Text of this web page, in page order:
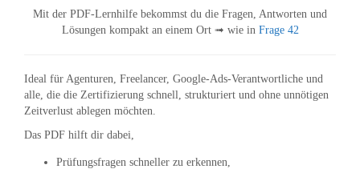
Mit der PDF-Lernhilfe bekommst du die Fragen, Antworten und
Lösungen kompakt an einem Ort ➟ wie in Frage 42
Ideal für Agenturen, Freelancer, Google-Ads-Verantwortliche und
alle, die die Zertifizierung schnell, strukturiert und ohne unnötigen
Zeitverlust ablegen möchten.
Das PDF hilft dir dabei,
Prüfungsfragen schneller zu erkennen,